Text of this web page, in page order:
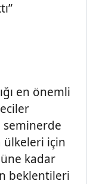
en önemli
ülkeleri için
kadar
beklentileri